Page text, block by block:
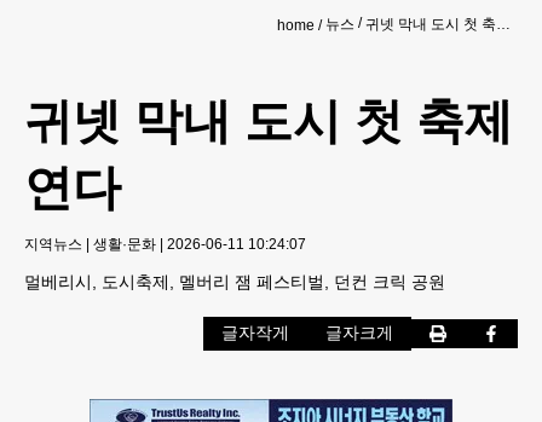
home 뉴스 귀넷 막내 도시 첫 축제 연다
귀넷 막내 도시 첫 축제
연다
지역뉴스 | 생활·문화 | 2026-06-11 10:24:07
멀베리시, 도시축제, 멜버리 잼 페스티벌, 던컨 크릭 공원
글자작게 글자크게